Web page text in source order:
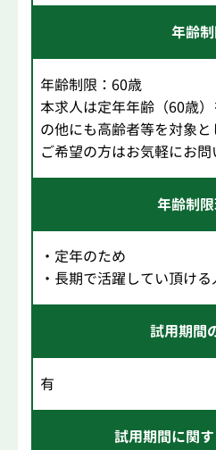
年齢
年齢制限：60歳
本求人は定年年齢（60歳
の他にも高齢者等を対象と
ご希望の方はお気軽にお問
年齢制
・定年のため
・長期で活躍してい頂け
試用期間
有
試用期間に関